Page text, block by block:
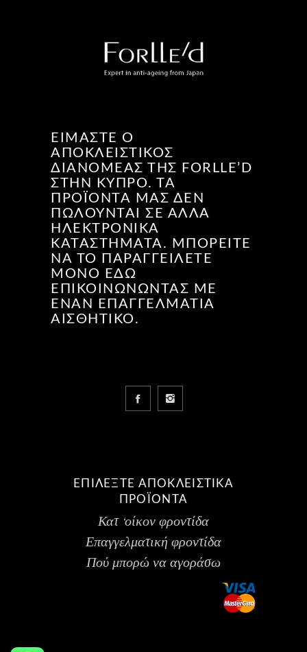
ΕΊΜΑΣΤΕ Ο
ΑΠΟΚΛΕΙΣΤΙΚΌΣ
ΔΙΑΝΟΜΈΑΣ ΤΗΣ FORLLE’D
ΣΤΗΝ ΚΎΠΡΟ. ΤΑ
ΠΡΟΪΌΝΤΑ ΜΑΣ ΔΕΝ
ΠΩΛΟΎΝΤΑΙ ΣΕ ΆΛΛΑ
ΗΛΕΚΤΡΟΝΙΚΆ
ΚΑΤΑΣΤΉΜΑΤΑ. ΜΠΟΡΕΊΤΕ
ΝΑ ΤΟ ΠΑΡΑΓΓΕΊΛΕΤΕ
ΜΌΝΟ ΕΔΏ
ΕΠΙΚΟΙΝΩΝΏΝΤΑΣ ΜΕ
ΈΝΑΝ ΕΠΑΓΓΕΛΜΑΤΊΑ
ΑΙΣΘΗΤΙΚΌ.
ΕΠΙΛΕΞΤΕ ΑΠΟΚΛΕΙΣΤΙΚΑ
ΠΡΟΪΟΝΤΑ
Κατ ‘οίκον φροντίδα
Επαγγελματική φροντίδα
Πού μπορώ να αγοράσω